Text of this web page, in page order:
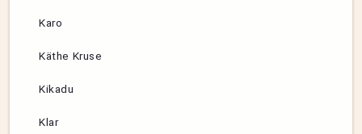
Karo
Käthe Kruse
Kikadu
Klar